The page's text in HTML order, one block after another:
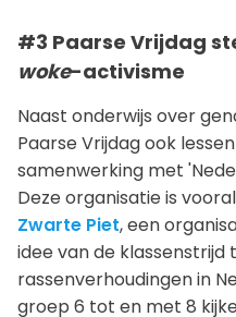
#3 Paarse Vrijdag
woke-activisme
Naast onderwijs over
Paarse Vrijdag ook
samenwerking met
Deze organisatie is
Zwarte Piet, een
idee van de klassenstrijd
rassenverhoudingen in
groep 6 tot en met 8